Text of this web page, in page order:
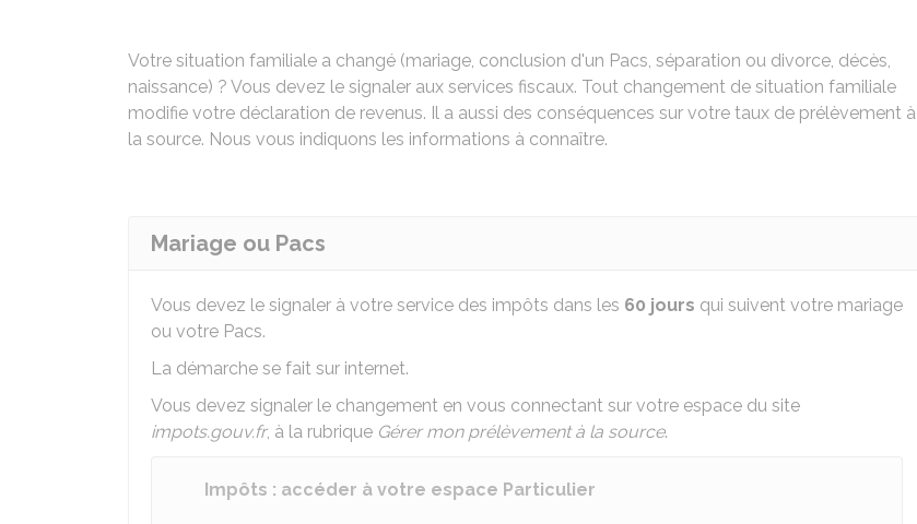
Votre situation familiale a changé (mariage, conclusion d'un Pacs, séparation ou divorce, décès,
naissance) ? Vous devez le signaler aux services fiscaux. Tout changement de situation familiale
modifie votre déclaration de revenus. Il a aussi des conséquences sur votre taux de prélèvement à
la source. Nous vous indiquons les informations à connaître.
Mariage ou Pacs
Vous devez le signaler à votre service des impôts dans les 60 jours qui suivent votre mariage
ou votre Pacs.
La démarche se fait sur internet.
Vous devez signaler le changement en vous connectant sur votre espace du site
impots.gouv.fr, à la rubrique Gérer mon prélèvement à la source.
Impôts : accéder à votre espace Particulier